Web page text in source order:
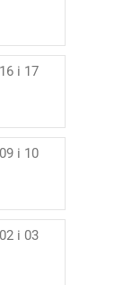
і 17
і 10
і 03